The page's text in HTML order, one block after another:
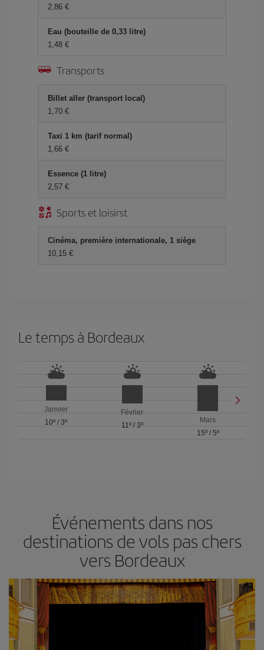
2,86 €
Eau (bouteille de 0,33 litre)
1,48 €
Transports
Billet aller (transport local)
1,70 €
Taxi 1 km (tarif normal)
1,66 €
Essence (1 litre)
2,57 €
Sports et loisirst
Cinéma, première internationale, 1 siège
10,15 €
Le temps à Bordeaux
Janvier
10º /3º
Février
11º/ 3º
Mars
15º/ 5º
Événements dans nos
destinations de vols pas chers
vers Bordeaux